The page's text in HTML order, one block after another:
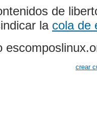
de
la cola de
crear